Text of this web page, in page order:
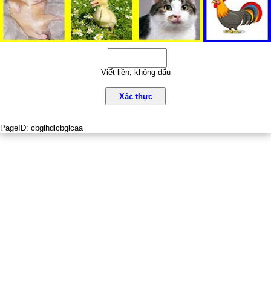
Viết liền, không dấu
Xác thực
PageID: cbglhdlcbglcaa